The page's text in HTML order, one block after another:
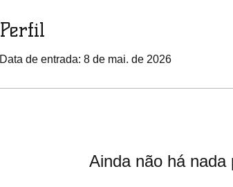
Perfil
Data de entrada: 8 de mai. de 2026
Ainda não há nada